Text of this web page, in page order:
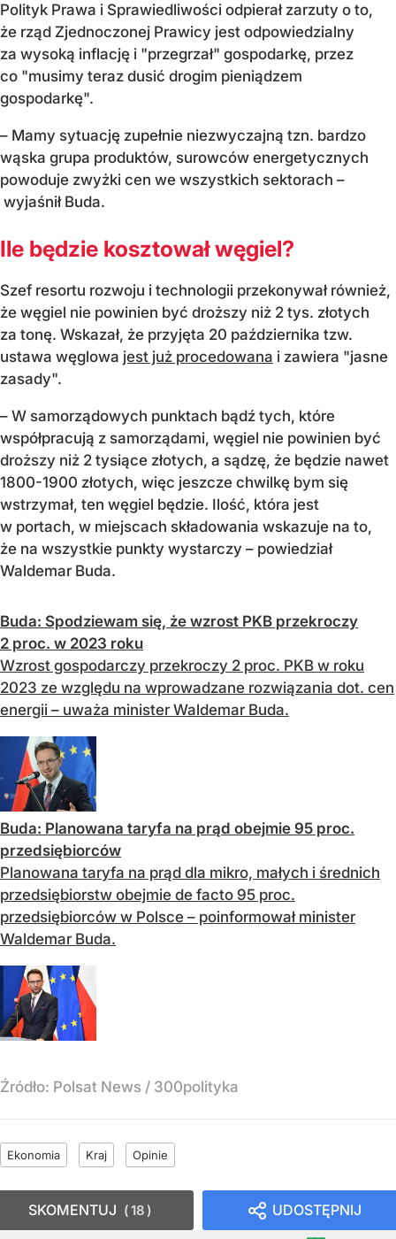
Polityk Prawa i Sprawiedliwości odpierał zarzuty o to,
że rząd Zjednoczonej Prawicy jest odpowiedzialny
za wysoką inflację i "przegrzał" gospodarkę, przez
co "musimy teraz dusić drogim pieniądzem
gospodarkę".
– Mamy sytuację zupełnie niezwyczajną tzn. bardzo
wąska grupa produktów, surowców energetycznych
powoduje zwyżki cen we wszystkich sektorach –
wyjaśnił Buda.
Ile będzie kosztował węgiel?
Szef resortu rozwoju i technologii przekonywał również,
że węgiel nie powinien być droższy niż 2 tys. złotych
za tonę. Wskazał, że przyjęta 20 października tzw.
ustawa węglowa jest już procedowana i zawiera "jasne
zasady".
– W samorządowych punktach bądź tych, które
współpracują z samorządami, węgiel nie powinien być
droższy niż 2 tysiące złotych, a sądzę, że będzie nawet
1800-1900 złotych, więc jeszcze chwilkę bym się
wstrzymał, ten węgiel będzie. Ilość, która jest
w portach, w miejscach składowania wskazuje na to,
że na wszystkie punkty wystarczy – powiedział
Waldemar Buda.
Buda: Spodziewam się, że wzrost PKB przekroczy
2 proc. w 2023 roku
Wzrost gospodarczy przekroczy 2 proc. PKB w roku
2023 ze względu na wprowadzane rozwiązania dot. cen
energii – uważa minister Waldemar Buda.
Buda: Planowana taryfa na prąd obejmie 95 proc.
przedsiębiorców
Planowana taryfa na prąd dla mikro, małych i średnich
przedsiębiorstw obejmie de facto 95 proc.
przedsiębiorców w Polsce – poinformował minister
Waldemar Buda.
Źródło: Polsat News / 300polityka
Ekonomia Kraj Opinie
UDOSTĘPNIJ
SKOMENTUJ 18